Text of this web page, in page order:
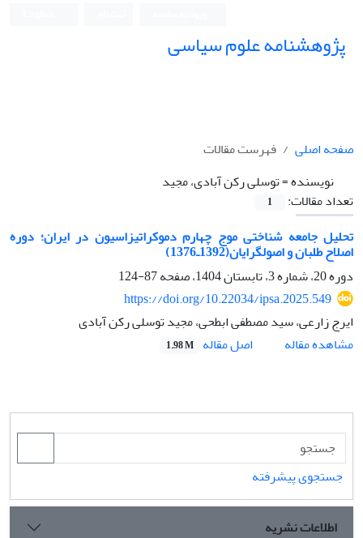
پژوهشنامه علوم سیاسی
صفحه اصلی
فهرست مقالات
نویسنده =توسلی رکن آبادی، مجید
تعداد مقالات:
1
تحلیل جامعه شناختی موج چهارم دموکراتیزاسیون در ایران؛ دوره
اصلاح طلبان و اصولگرایان(1392ـ1376) ‏
دوره 20، شماره 3، تابستان 1404، صفحه
87-124
https://doi.org/10.22034/ipsa.2025.549
ایرج زارعی، سید مصطفی ابطحی، مجید توسلی رکن آبادی
مشاهده مقاله
اصل مقاله 1.98 M
جستجوی پیشرفته
اطلاعات نشریه